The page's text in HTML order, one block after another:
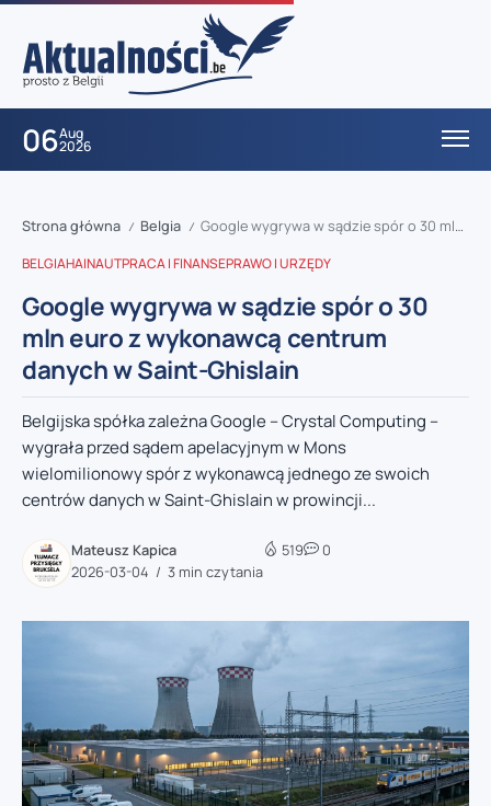
06Aug
2026
Strona główna / Belgia / Google wygrywa w sądzie spór o 30 mln euro z wykonawcą centrum danych w Saint-Ghislain
BELGIAHAINAUTPRACA I FINANSEPRAWO I URZĘDY
Google wygrywa w sądzie spór o 30
mln euro z wykonawcą centrum
danych w Saint-Ghislain
Belgijska spółka zależna Google – Crystal Computing –
wygrała przed sądem apelacyjnym w Mons
wielomilionowy spór z wykonawcą jednego ze swoich
centrów danych w Saint-Ghislain w prowincji...
Mateusz Kapica
2026-03-04
3 min czytania
519 0